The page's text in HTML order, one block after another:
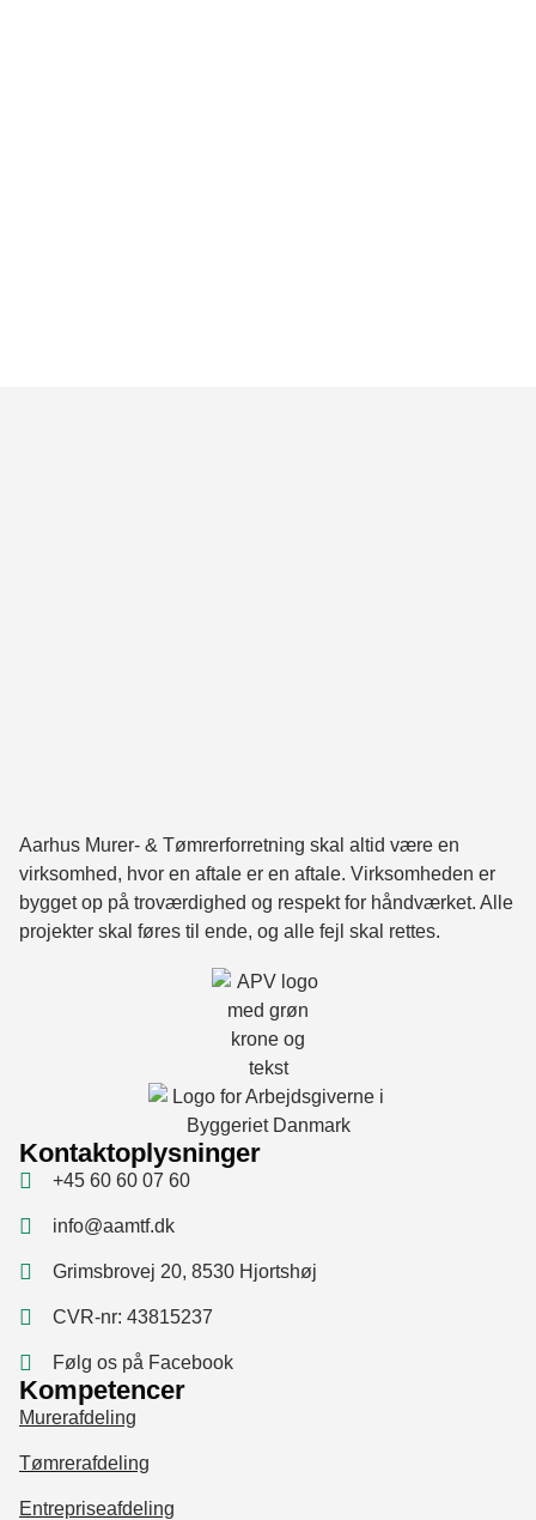
Kontaktoplysninger
+45 60 60 07 60
info@aamtf.dk
Grimsbrovej 20, 8530 Hjortshøj
CVR-nr: 43815237
Følg os på Facebook
Aarhus Murer- & Tømrerforretning skal altid være en
virksomhed, hvor en aftale er en aftale. Virksomheden er
bygget op på troværdighed og respekt for håndværket. Alle
projekter skal føres til ende, og alle fejl skal rettes.
Kompetencer
Murerafdeling
Tømrerafdeling
Entrepriseafdeling